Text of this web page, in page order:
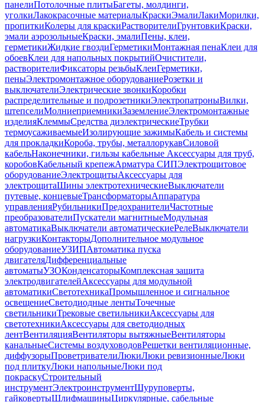
панелиПотолочные плитыБагеты, молдинги,
уголкиЛакокрасочные материалыКраскиЭмалиЛакиМорилки,
пропиткиКолеры для краскиРастворителиГрунтовкиКраски,
эмали аэрозольныеКраски, эмалиПены, клеи,
герметикиЖидкие гвоздиГерметикиМонтажная пенаКлеи для
обоевКлеи для напольных покрытийОчистители,
растворителиФиксаторы резьбыКлеиГерметики,
пеныЭлектромонтажное оборудованиеРозетки и
выключателиЭлектрические звонкиКоробки
распределительные и подрозетникиЭлектропатроныВилки,
штепселиМолниеприемникиЗаземлениеЭлектромонтажные
изделияКлеммыСредства диэлектрическиеТрубки
термоусаживаемыеИзолирующие зажимыКабель и системы
для прокладкиКороба, трубы, металлорукавСиловой
кабельНаконечники, гильзы кабельные Аксессуары для труб,
коробовКабельный крепежАрматура СИПЭлектрощитовое
оборудованиеЭлектрощитыАксессуары для
электрощитаШины электротехническиеВыключатели
путевые, концевыеТрансформаторыАппаратура
управленияРубильникиПредохранителиЧастотные
преобразователиПускатели магнитныеМодульная
автоматикаВыключатели автоматическиеРелеВыключатели
нагрузкиКонтакторыДополнительное модульное
оборудованиеУЗИПАвтоматика пуска
двигателяДифференциальные
автоматыУЗОКонденсаторыКомплексная защита
электродвигателейАксессуары для модульной
автоматикиСветотехникаПромышленное и сигнальное
освещениеСветодиодные лентыТочечные
светильникиТрековые светильникиАксессуары для
светотехникиАксессуары для светодиодных
лентВентиляцияВентиляторы вытяжныеВентиляторы
канальныеСистемы воздуховодовРешетки вентиляционные,
диффузорыПроветривателиЛюкиЛюки ревизионныеЛюки
под плиткуЛюки напольныеЛюки под
покраскуСтроительный
инструментЭлектроинструментШуруповерты,
гайковертыШлифмашиныЦиркулярные, сабельные